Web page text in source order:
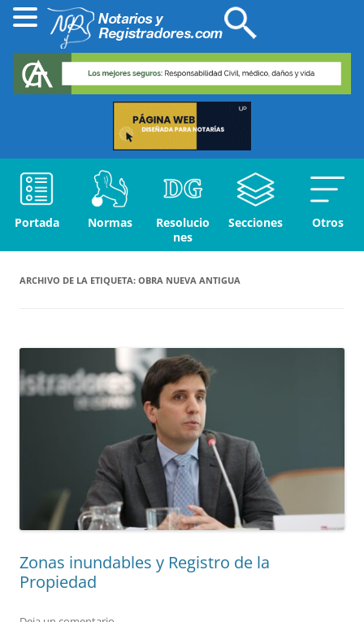
Portada Normas
Resolucio
nes
Secciones Otros
ARCHIVO DE LA ETIQUETA: OBRA NUEVA ANTIGUA
Zonas inundables y Registro de la
Propiedad